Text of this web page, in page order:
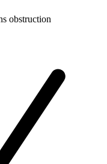
obstruction